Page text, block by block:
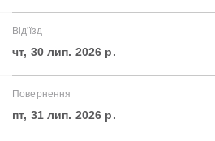
Від'їзд
чт, 30 лип. 2026 р.
Повернення
пт, 31 лип. 2026 р.